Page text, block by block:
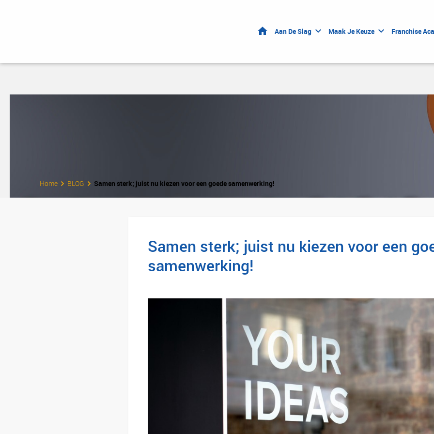
HomeAan De Slag Maak Je Keuze Franchise
Home BLOG Samen sterk; juist nu kiezen voor een goede samenwerking!
Samen sterk; juist nu kiezen voor een
samenwerking!